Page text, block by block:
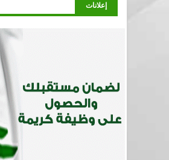
إعلانات